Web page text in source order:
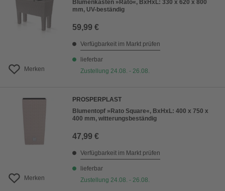
Merken
Blumenkasten »Rato«, BxHxL: 330 x 620 x 800
mm, UV-beständig
59,99 €
Verfügbarkeit im Markt prüfen
lieferbar
Zustellung 24.08. - 26.08.
Merken
PROSPERPLAST
Blumentopf »Rato Square«, BxHxL: 400 x 750 x
400 mm, witterungsbeständig
47,99 €
Verfügbarkeit im Markt prüfen
lieferbar
Zustellung 24.08. - 26.08.